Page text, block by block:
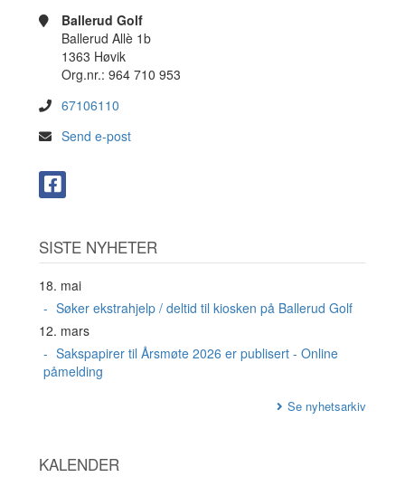
Ballerud Golf
Ballerud Allè 1b
1363 Høvik
Org.nr.: 964 710 953
67106110
Send e-post
SISTE NYHETER
18. mai
Søker ekstrahjelp / deltid til kiosken på Ballerud Golf
12. mars
Sakspapirer til Årsmøte 2026 er publisert - Online
påmelding
Se nyhetsarkiv
KALENDER